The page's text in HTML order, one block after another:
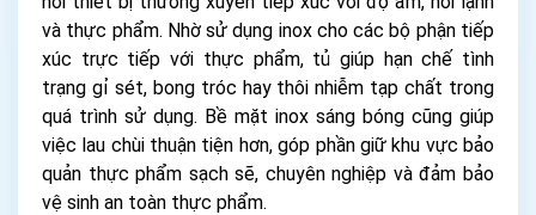
và thực phẩm. Nhờ sử dụng inox cho các bộ phận tiếp
xúc trực tiếp với thực phẩm, tủ giúp hạn chế tình
trạng gỉ sét, bong tróc hay thôi nhiễm tạp chất trong
quá trình sử dụng. Bề mặt inox sáng bóng cũng giúp
việc lau chùi thuận tiện hơn, góp phần giữ khu vực bảo
quản thực phẩm sạch sẽ, chuyên nghiệp và đảm bảo
vệ sinh an toàn thực phẩm.